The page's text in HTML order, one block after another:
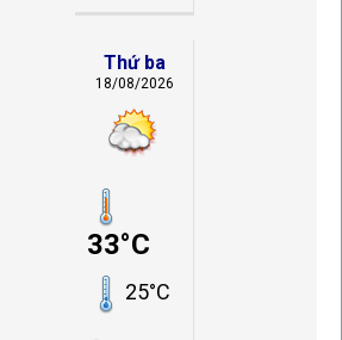
Thứ ba
18/08/2026
33°C
25°C